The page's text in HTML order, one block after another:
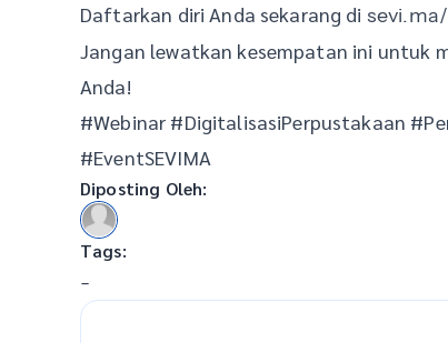
Daftarkan diri Anda sekarang di
Jangan lewatkan kesempatan ini untuk
Anda!
#Webinar #DigitalisasiPerpustakaan
#EventSEVIMA
Diposting Oleh:
Tags:
-